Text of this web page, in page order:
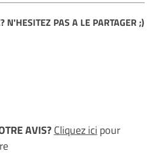
N'HESITEZ PAS A LE PARTAGER ;)
AVIS?Cliquez ici pour